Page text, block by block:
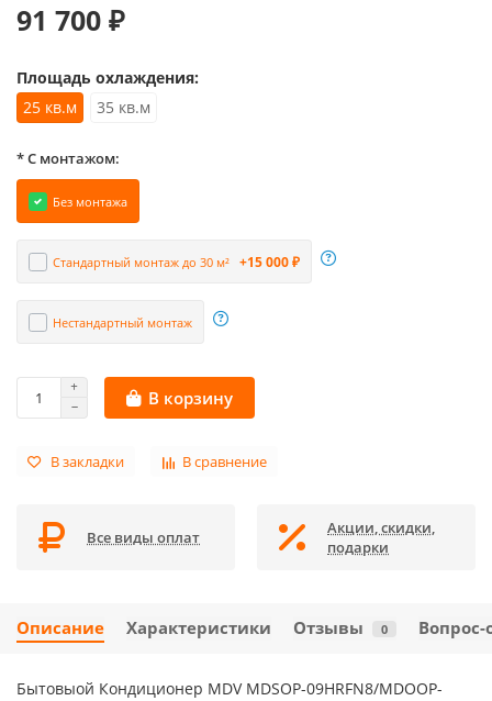
91 700 ₽
Площадь охлаждения:
25 кв.м
35 кв.м
* С монтажом:
Без монтажа
Стандартный монтаж до 30 м² +15 000 ₽
Нестандартный монтаж
В корзину
В закладки В сравнение
Все виды оплат
Акции, скидки,
подарки
Описание Характеристики Отзывы 0 Вопрос-
Бытовыой Кондиционер MDV MDSOP-09HRFN8/MDOOP-